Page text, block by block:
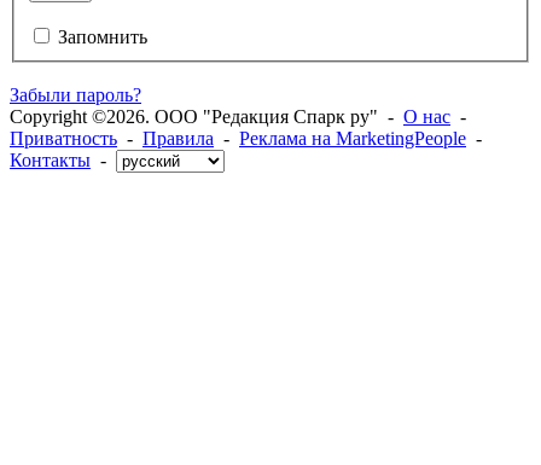
Запомнить
Забыли пароль?
Copyright ©2026. ООО "Редакция Спарк ру" - О нас -
Приватность - Правила - Реклама на MarketingPeople -
Контакты -